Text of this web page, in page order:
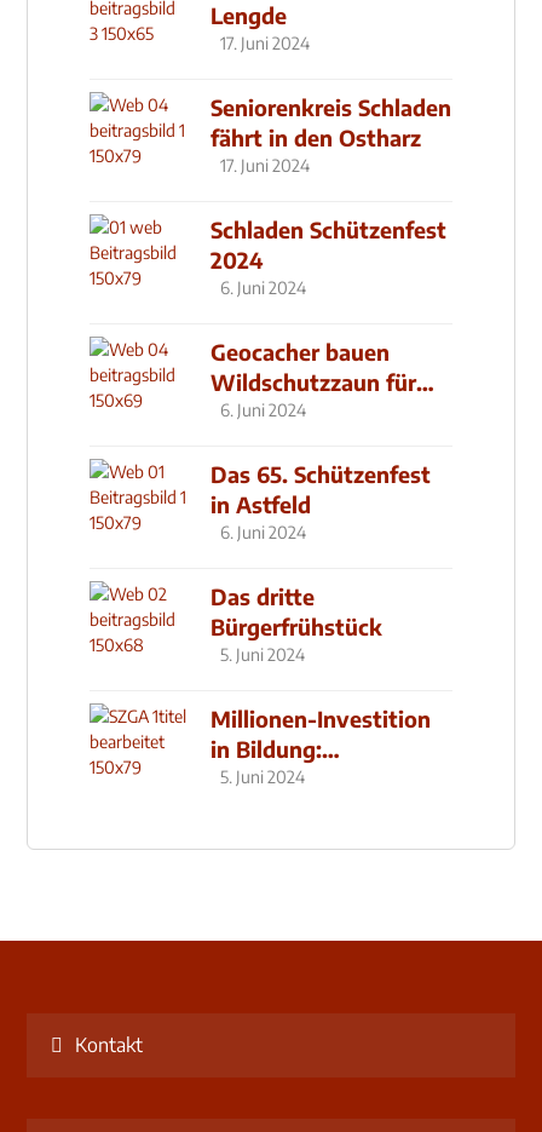
Lengde
17. Juni 2024
Seniorenkreis Schladen
fährt in den Ostharz
17. Juni 2024
Schladen Schützenfest
2024
6. Juni 2024
Geocacher bauen
Wildschutzzaun für
den MachMit! Wald
6. Juni 2024
Das 65. Schützenfest
in Astfeld
6. Juni 2024
Das dritte
Bürgerfrühstück
5. Juni 2024
Millionen-Investition
in Bildung:
Schulzentrum-Neubau
5. Juni 2024
Kontakt